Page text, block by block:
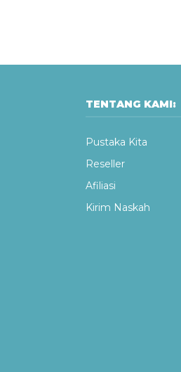
TENTANG KAMI:
Pustaka Kita
Reseller
Afiliasi
Kirim Naskah